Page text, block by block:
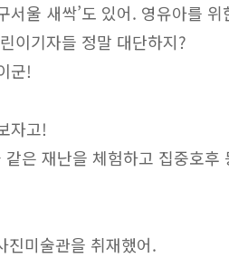
서울 새싹’도 있어. 영유아를
이기자들 정말 대단하지?
군!
자고!
은 재난을 체험하고 집중호
진미술관을 취재했어.